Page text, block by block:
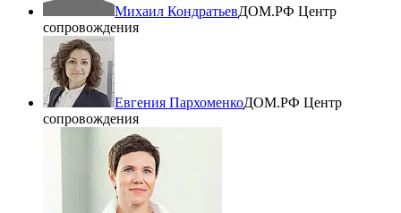
Михаил КондратьевДОМ.РФ Центр
сопровождения
Евгения ПархоменкоДОМ.РФ Центр
сопровождения